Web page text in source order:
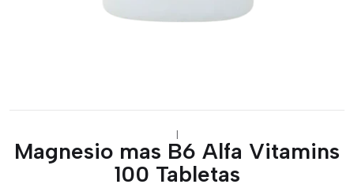
|
Magnesio mas B6 Alfa Vitamins
100 Tabletas